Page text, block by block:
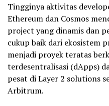
Tingginya aktivitas
Ethereum dan Cosmos
project yang dinamis dan
cukup baik dari ekosistem
menjadi proyek teratas
terdesentralisasi (dApps)
pesat di Layer 2 solutions
Arbitrum.